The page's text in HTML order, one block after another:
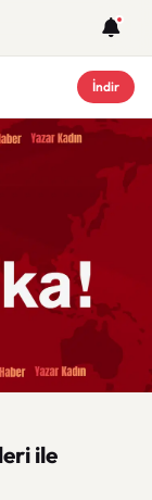
İndir
ile